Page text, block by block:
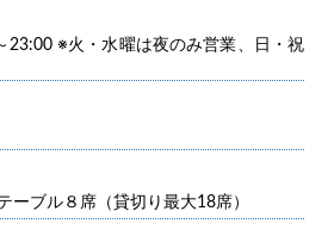
23:00 ※火・水曜は夜のみ営業、日・祝
ーブル８席（貸切り最大18席）